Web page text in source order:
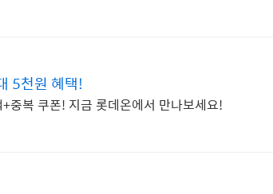
5천원 혜택!
중복 쿠폰! 지금 롯데온에서 만나보세요!